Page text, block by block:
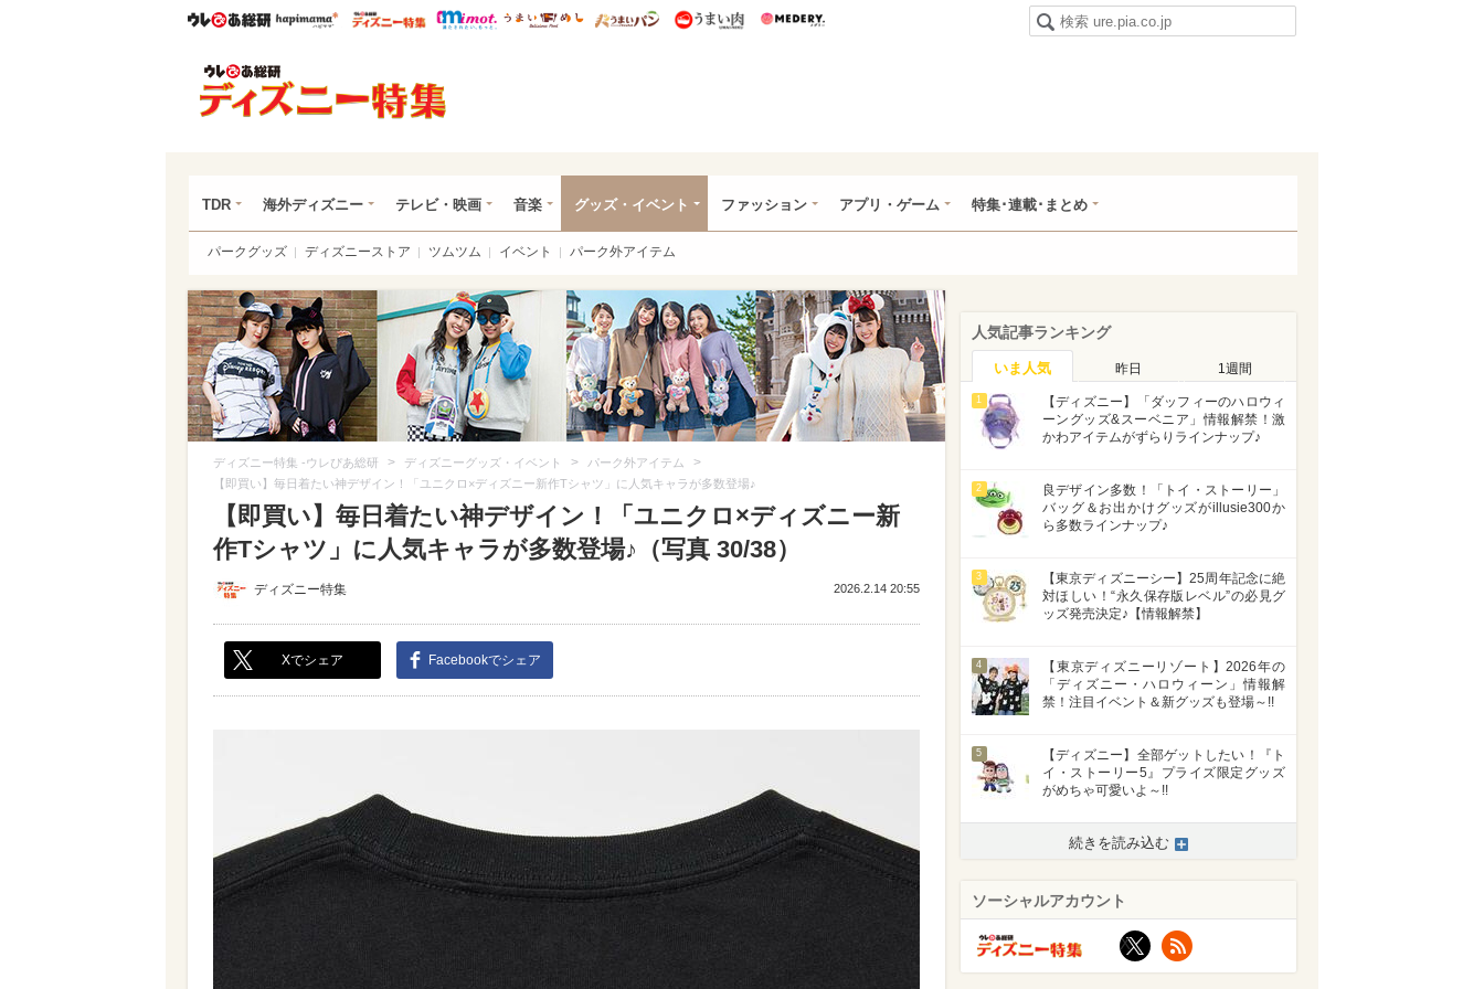
ウレぴあ総研ハピママ* ウレぴあ総研 ディズニー特集
mimot. うまいめし うまいパン うまい肉
TDR 海外ディズニー テレビ・映画 音楽 グッズ・イベント ファッション アプリ・ゲーム 特集･連載･まとめ
パークグッズ ディズニーストア ツムツム イベント パーク外アイテム
ディズニー特集 -ウレぴあ総研 > ディズニーグッズ・イベント > パーク外アイテム >
【即買い】毎日着たい神デザイン！「ユニクロ×ディズニー新作Tシャツ」に人気キャラが多数登場♪
【即買い】毎日着たい神デザイン！「ユニクロ×ディズニー新
作Tシャツ」に人気キャラが多数登場♪（写真 30/38）
ディズニー特集 2026.2.14 20:55
Xでシェア Facebookでシェア
人気記事ランキング
いま人気 昨日 1週間
1
【ディズニー】「ダッフィーのハロウィ
ーングッズ&スーベニア」情報解禁！激
かわアイテムがずらりラインナップ♪
2
良デザイン多数！「トイ・ストーリー」
バッグ＆お出かけグッズがillusie300か
ら多数ラインナップ♪
3
【東京ディズニーシー】25周年記念に絶
対ほしい！“永久保存版レベル”の必見グ
ッズ発売決定♪【情報解禁】
4
【東京ディズニーリゾート】2026年の
「ディズニー・ハロウィーン」情報解
禁！注目イベント＆新グッズも登場～!!
5
【ディズニー】全部ゲットしたい！『ト
イ・ストーリー5』プライズ限定グッズ
がめちゃ可愛いよ～!!
続きを読み込む
ソーシャルアカウント
X